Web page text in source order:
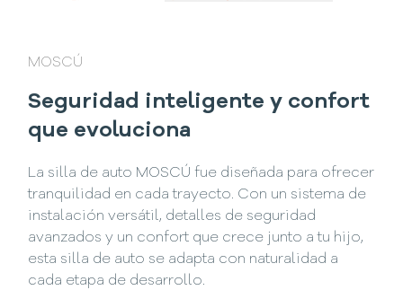
MOSCÚ
Seguridad inteligente y confort
que evoluciona
La silla de auto MOSCÚ fue diseñada para ofrecer
tranquilidad en cada trayecto. Con un sistema de
instalación versátil, detalles de seguridad
avanzados y un confort que crece junto a tu hijo,
esta silla de auto se adapta con naturalidad a
cada etapa de desarrollo.